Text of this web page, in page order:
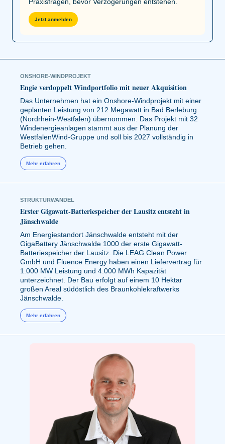
Jetzt anmelden
ONSHORE-WINDPROJEKT
Engie verdoppelt Windportfolio mit neuer Akquisition
Das Unternehmen hat ein Onshore-Windprojekt mit einer
geplanten Leistung von 212 Megawatt in Bad Berleburg
(Nordrhein-Westfalen) übernommen. Das Projekt mit 32
Windenergieanlagen stammt aus der Planung der
WestfalenWind-Gruppe und soll bis 2027 vollständig in
Betrieb gehen.
Mehr erfahren
STRUKTURWANDEL
Erster Gigawatt-Batteriespeicher der Lausitz entsteht in
Jänschwalde
Am Energiestandort Jänschwalde entsteht mit der
GigaBattery Jänschwalde 1000 der erste Gigawatt-
Batteriespeicher der Lausitz. Die LEAG Clean Power
GmbH und Fluence Energy haben einen Liefervertrag für
1.000 MW Leistung und 4.000 MWh Kapazität
unterzeichnet. Der Bau erfolgt auf einem 10 Hektar
großen Areal südöstlich des Braunkohlekraftwerks
Jänschwalde.
Mehr erfahren